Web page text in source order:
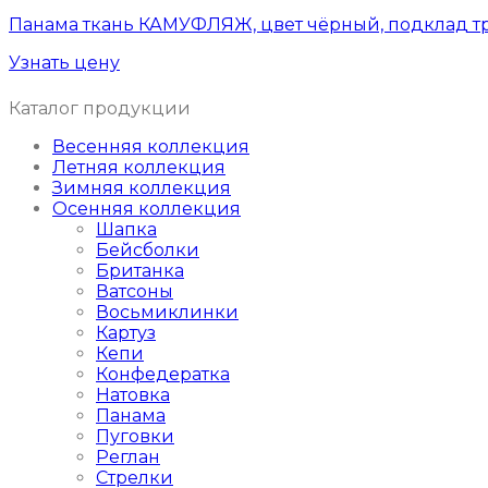
Панама ткань КАМУФЛЯЖ, цвет чёрный, подклад
Узнать цену
Каталог продукции
Весенняя коллекция
Летняя коллекция
Зимняя коллекция
Осенняя коллекция
Шапка
Бейсболки
Британка
Ватсоны
Восьмиклинки
Картуз
Кепи
Конфедератка
Натовка
Панама
Пуговки
Реглан
Стрелки